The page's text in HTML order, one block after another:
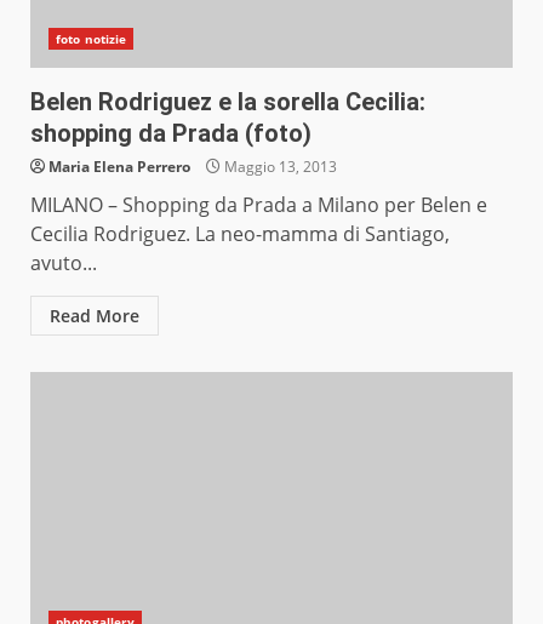
foto notizie
Belen Rodriguez e la sorella Cecilia:
shopping da Prada (foto)
Maria Elena Perrero Maggio 13, 2013
MILANO – Shopping da Prada a Milano per Belen e
Cecilia Rodriguez. La neo-mamma di Santiago,
avuto...
Read More